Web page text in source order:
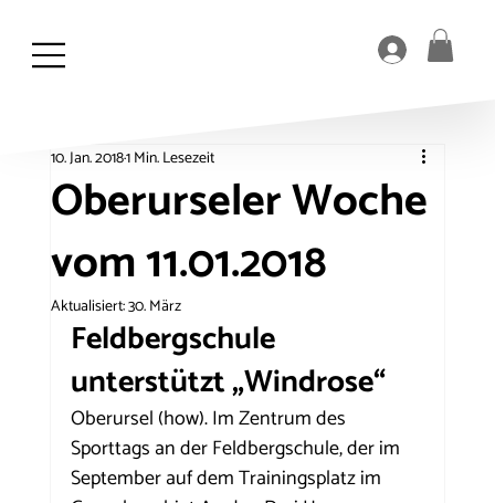
Oberurseler Woche
vom 11.01.2018
10. Jan. 20181 Min. Lesezeit
Aktualisiert:30. März
Feldbergschule
unterstützt „Windrose“
Oberursel (how). Im Zentrum des
Sporttags an der Feldbergschule, der im
September auf dem Trainingsplatz im